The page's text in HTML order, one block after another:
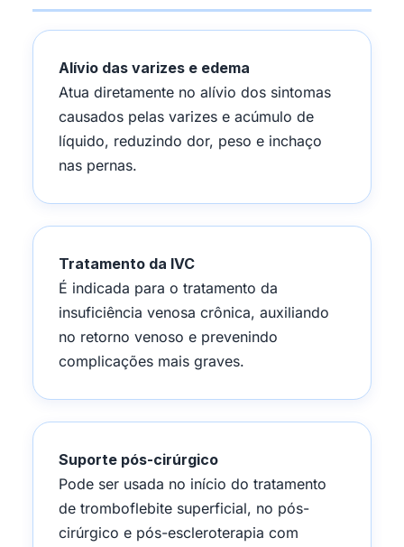
Alívio das varizes e edema
Atua diretamente no alívio dos sintomas
causados pelas varizes e acúmulo de
líquido, reduzindo dor, peso e inchaço
nas pernas.
Tratamento da IVC
É indicada para o tratamento da
insuficiência venosa crônica, auxiliando
no retorno venoso e prevenindo
complicações mais graves.
Suporte pós-cirúrgico
Pode ser usada no início do tratamento
de tromboflebite superficial, no pós-
cirúrgico e pós-escleroterapia com